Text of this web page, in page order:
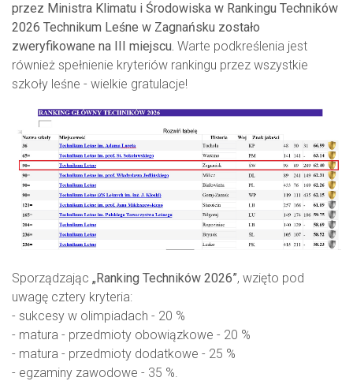
przez Ministra Klimatu i Środowiska w Rankingu Techników
2026 Technikum Leśne w Zagnańsku zostało
zweryfikowane na III miejscu. Warte podkreślenia jest
również spełnienie kryteriów rankingu przez wszystkie
szkoły leśne - wielkie gratulacje!
Sporządzając „Ranking Techników 2026”, wzięto pod
uwagę cztery kryteria:
- sukcesy w olimpiadach - 20 %
- matura - przedmioty obowiązkowe - 20 %
- matura - przedmioty dodatkowe - 25 %
- egzaminy zawodowe - 35 %.